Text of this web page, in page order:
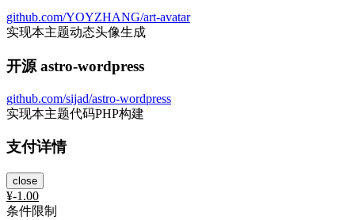
github.com/YOYZHANG/art-avatar
实现本主题动态头像生成
开源 astro-wordpress
github.com/sijad/astro-wordpress
实现本主题代码PHP构建
支付详情
close
¥-1.00
条件限制